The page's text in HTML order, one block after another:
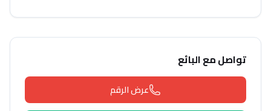
تواصل مع البائع
عرض الرقم